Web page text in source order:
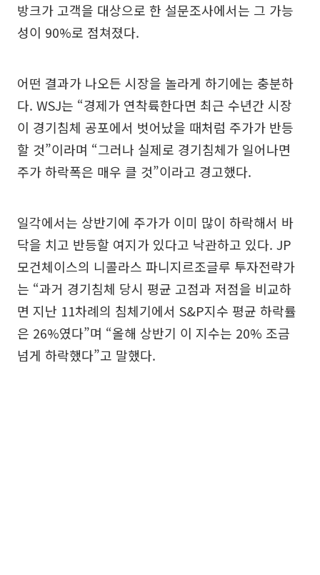
방크가 고객을 대상으로 한 설문조사에서는 그 가능
성이 90%로 점쳐졌다.
어떤 결과가 나오든 시장을 놀라게 하기에는 충분하
다. WSJ는 “경제가 연착륙한다면 최근 수년간 시장
이 경기침체 공포에서 벗어났을 때처럼 주가가 반등
할 것”이라며 “그러나 실제로 경기침체가 일어나면
주가 하락폭은 매우 클 것”이라고 경고했다.
일각에서는 상반기에 주가가 이미 많이 하락해서 바
닥을 치고 반등할 여지가 있다고 낙관하고 있다. JP
모건체이스의 니콜라스 파니지르조글루 투자전략가
는 “과거 경기침체 당시 평균 고점과 저점을 비교하
면 지난 11차례의 침체기에서 S&P지수 평균 하락률
은 26%였다”며 “올해 상반기 이 지수는 20% 조금
넘게 하락했다”고 말했다.